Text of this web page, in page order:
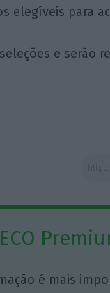
elegíveis para
e serão
é mais